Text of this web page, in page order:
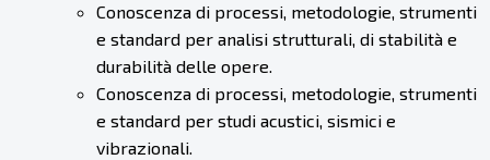
Conoscenza di processi, metodologie, strumenti
e standard per analisi strutturali, di stabilità e
durabilità delle opere.
Conoscenza di processi, metodologie, strumenti
e standard per studi acustici, sismici e
vibrazionali.